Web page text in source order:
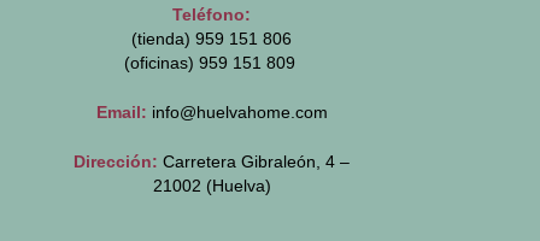
Teléfono:
(tienda) 959 151 806
(oficinas) 959 151 809
Email: info@huelvahome.com
Dirección: Carretera Gibraleón, 4 –
21002 (Huelva)